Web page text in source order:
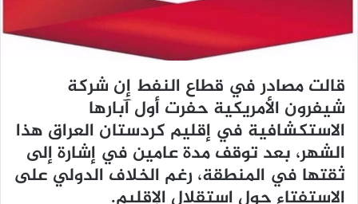
ك
ر
و
ي
ا
قالت مصادر في قطاع النفط إن شركة
شيفرون الأمريكية حفرت أول آبارها
الاستكشافية في إقليم كردستان العراق هذا
الشهر، بعد توقف مدة عامين في إشارة إلى
ثقتها في المنطقة، رغم الخلاف الدولي على
الاستفتاء حول استقلال الإقليم.